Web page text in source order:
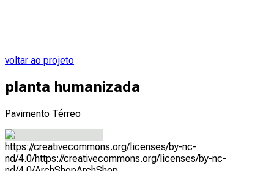
voltar ao projeto
planta humanizada
Pavimento Térreo
https://creativecommons.org/licenses/by-nc-
nd/4.0/https://creativecommons.org/licenses/by-nc-